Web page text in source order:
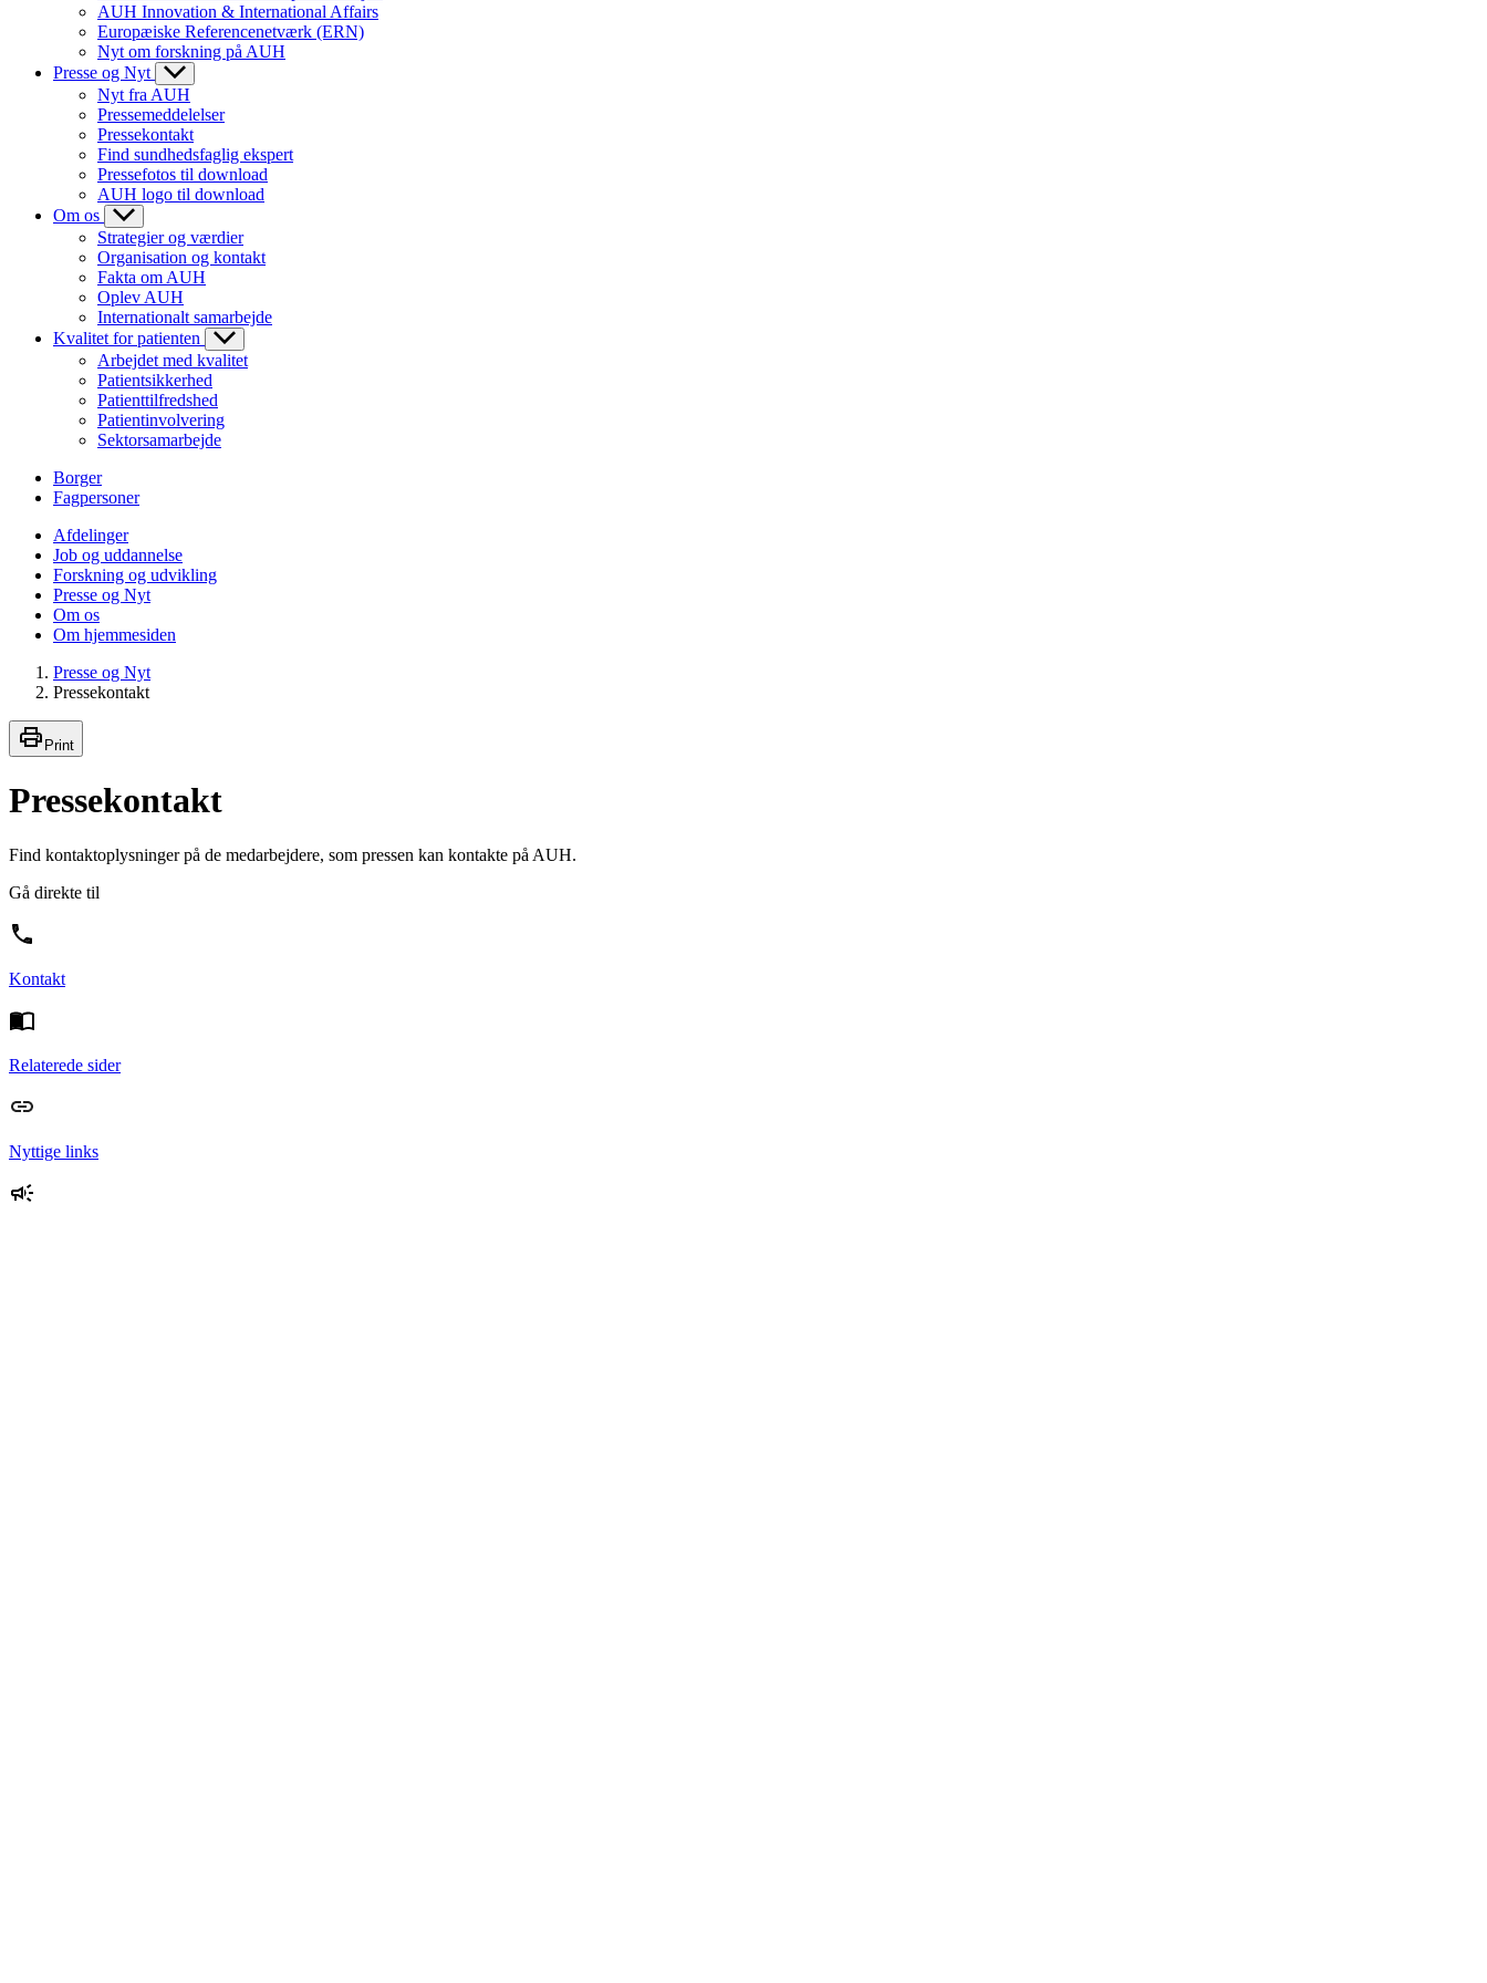
AUH Innovation & International Affairs
Europæiske Referencenetværk (ERN)
Nyt om forskning på AUH
Presse og Nyt
Nyt fra AUH
Pressemeddelelser
Pressekontakt
Find sundhedsfaglig ekspert
Pressefotos til download
AUH logo til download
Om os
Strategier og værdier
Organisation og kontakt
Fakta om AUH
Oplev AUH
Internationalt samarbejde
Kvalitet for patienten
Arbejdet med kvalitet
Patientsikkerhed
Patienttilfredshed
Patientinvolvering
Sektorsamarbejde
Borger
Fagpersoner
Afdelinger
Job og uddannelse
Forskning og udvikling
Presse og Nyt
Om os
Om hjemmesiden
Presse og Nyt
Pressekontakt
Print
Pressekontakt
Find kontaktoplysninger på de medarbejdere, som pressen kan kontakte på AUH.
Gå direkte til
Kontakt
Relaterede sider
Nyttige links